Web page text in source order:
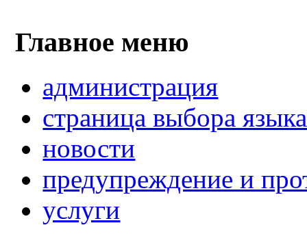
Главное меню
администрация
страница выбора языка
новости
предупреждение и
услуги